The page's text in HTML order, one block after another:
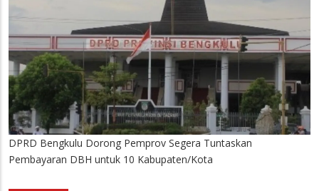
DPRD Bengkulu Dorong Pemprov Segera Tuntaskan
Pembayaran DBH untuk 10 Kabupaten/Kota